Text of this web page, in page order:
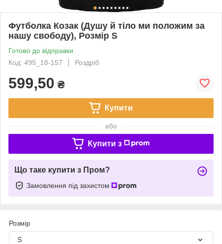
Футболка Козак (Душу й тіло ми положим за
нашу свободу), Розмір S
Готово до відправки
Код: 495_18-157
Роздріб
599,50 ₴
Купити
або
Купити з
Що таке купити з Пром?
Замовлення під захистом
Розмір
S